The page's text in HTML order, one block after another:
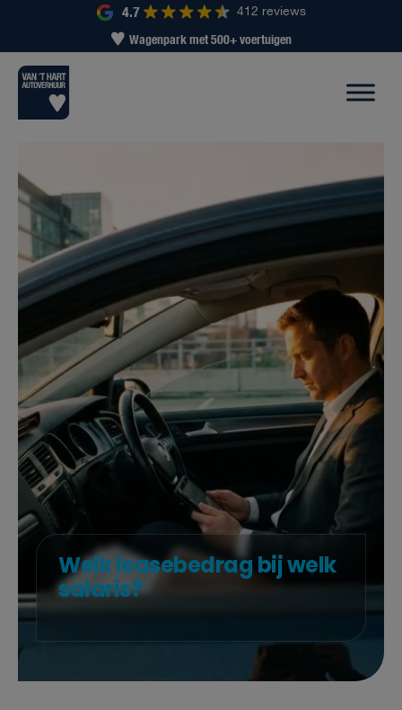
4.7
412 reviews
Wagenpark met 500+ voertuigen
Welk leasebedrag bij welk
salaris?